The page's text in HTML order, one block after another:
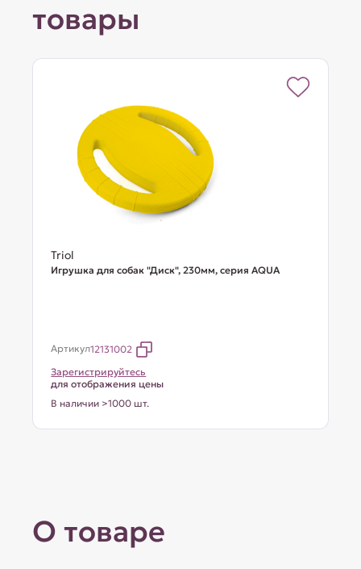
товары
Triol
Игрушка для собак "Диск", 230мм, серия AQUA
Артикул12131002
Зарегистрируйтесь
для отображения цены
В наличии >1000 шт.
О товаре